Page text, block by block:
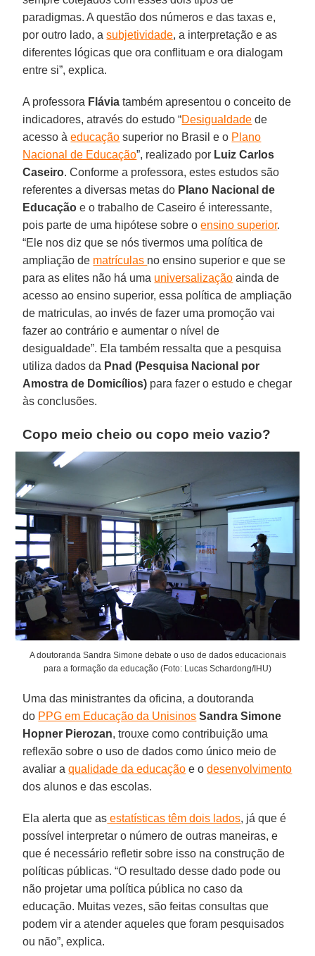
paradigmas. A questão dos números e das taxas e,
por outro lado, asubjetividade, a interpretação e as
diferentes lógicas que ora conflituam e ora dialogam
entre si”, explica.
A professora Flávia também apresentou o conceito de
indicadores, através do estudo “Desigualdade de
acesso àeducação superior no Brasil e o Plano
Nacional de Educação”, realizado por Luiz Carlos
Caseiro. Conforme a professora, estes estudos são
referentes a diversas metas do Plano Nacional de
Educação e o trabalho de Caseiro é interessante,
pois parte de uma hipótese sobre oensino superior.
“Ele nos diz que se nós tivermos uma política de
ampliação de matrículas no ensino superior e que se
para as elites não há uma universalização ainda de
acesso ao ensino superior, essa política de ampliação
de matriculas, ao invés de fazer uma promoção vai
fazer ao contrário e aumentar o nível de
desigualdade”. Ela também ressalta que a pesquisa
utiliza dados da Pnad (Pesquisa Nacional por
Amostra de Domicílios) para fazer o estudo e chegar
às conclusões.
Copo meio cheio ou copo meio vazio?
A doutoranda Sandra Simone debate o uso de dados educacionais
para a formação da educação (Foto: Lucas Schardong/IHU)
Uma das ministrantes da oficina, a doutoranda
do PPG em Educação da Unisinos Sandra Simone
Hopner Pierozan, trouxe como contribuição uma
reflexão sobre o uso de dados como único meio de
avaliar aqualidade da educação e odesenvolvimento
dos alunos e das escolas.
Ela alerta que as estatísticas têm dois lados, já que é
possível interpretar o número de outras maneiras, e
que é necessário refletir sobre isso na construção de
políticas públicas. “O resultado desse dado pode ou
não projetar uma política pública no caso da
educação. Muitas vezes, são feitas consultas que
podem vir a atender aqueles que foram pesquisados
ou não”, explica.